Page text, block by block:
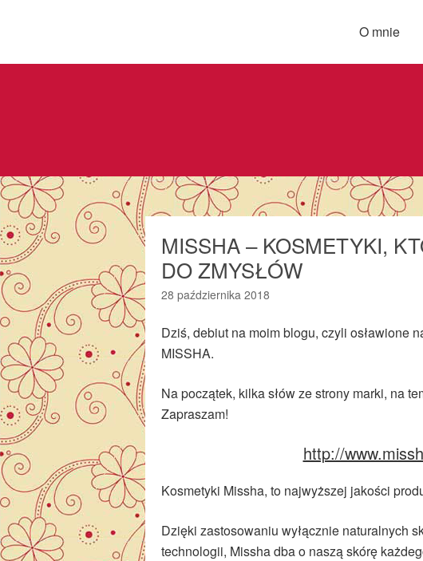
O mnie
MISSHA – KOSMETYKI,
DO ZMYSŁÓW
28 października 2018
Dziś, debiut na moim blogu, czyli osławione
MISSHA.
Na początek, kilka słów ze strony marki, na
Zapraszam!
http://
Kosmetyki Missha, to najwyższej jakości
Dzięki zastosowaniu wyłącznie naturalnych
technologii, Missha dba o naszą skórę